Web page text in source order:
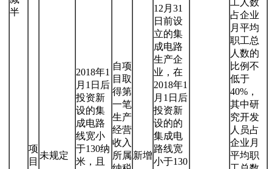
半
占企业
月平均
职工总
人数的
比例不
低于
40%，
其中研
究开发
人员占
企业月
平均职
项
目
未规定
2018年1
月1日后
投资新
设的集
成电路
线宽小
于130纳
米，且
自项
目取
得第
一笔
生产
经营
收入
所属 新增
12月31
日前设
立的集
成电路
生产企
业，在
2018年1
月1日后
投资新
设的的
集成电
路线宽
小于130